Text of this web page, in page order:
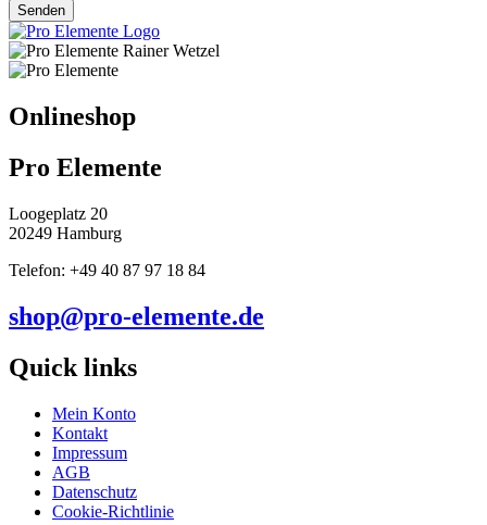
Senden
Onlineshop
Pro Elemente
Loogeplatz 20
20249 Hamburg
Telefon: +49 40 87 97 18 84
shop@pro-elemente.de
Quick links
Mein Konto
Kontakt
Impressum
AGB
Datenschutz
Cookie-Richtlinie